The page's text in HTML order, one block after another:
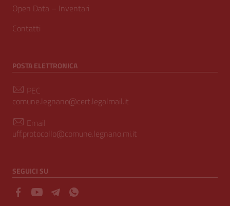
Open Data – Inventari
Contatti
POSTA ELETTRONICA
PEC
comune.legnano@cert.legalmail.it
Email
uff.protocollo@comune.legnano.mi.it
SEGUICI SU